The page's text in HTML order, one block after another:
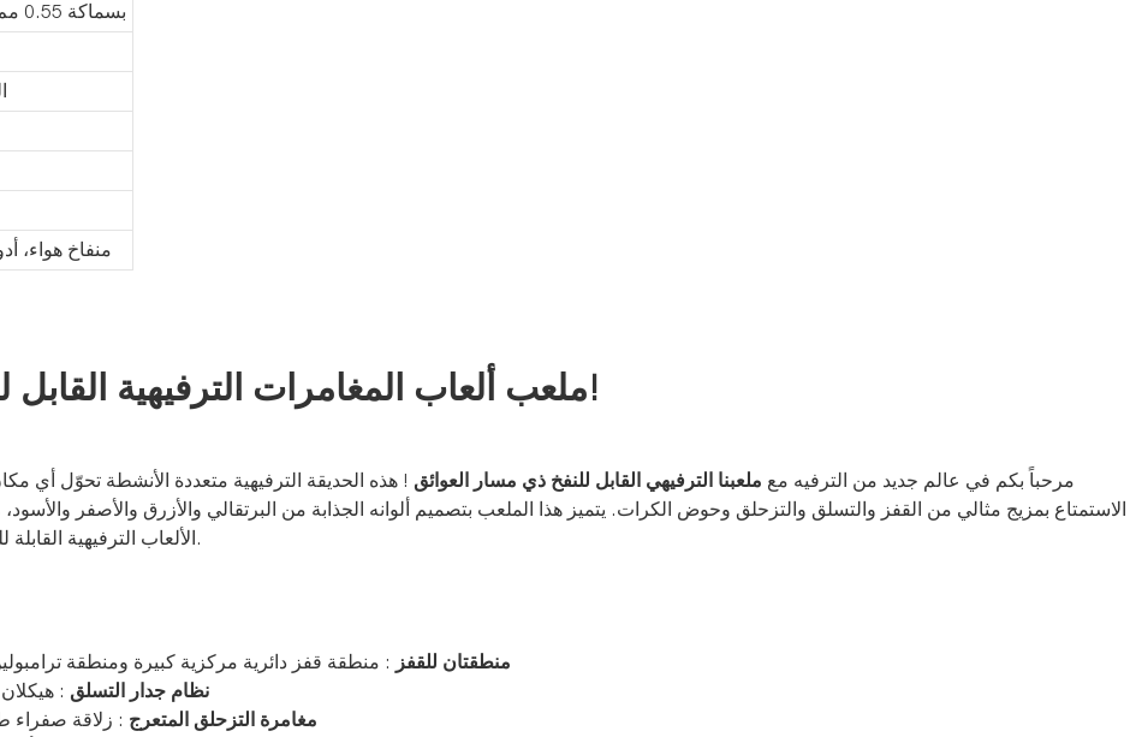
قماش مشمع من مادة PVC من نوع Plato بسماكة 0.55 مم
منفاخ هواء،
ملعب ألعاب المغامرات الترفيهية القابل للنفخ - حيث تنطلق المتعة بلا حدود!
مرحباً بكم في عالم جديد من الترفيه مع ملعبنا الترفيهي القابل للنفخ ذي مسار العوائق ! هذه الحديقة الترفيهية متعددة الأنشطة تحوّل أي
الاستمتاع بمزيج مثالي من القفز والتسلق والتزحلق وحوض الكرات. يتميز هذا الملعب بتصميم ألوانه الجذابة من البرتقالي والأزرق والأصفر
الألعاب الترفيهية القابلة للنفخ، حيث يخلق بيئة غامرة تعد بحركة متواصلة وتجارب لا تُنسى.
منطقتان للقفز : منطقة قفز دائرية مركزية كبيرة ومنطقة
نظام جدار التسلق :
مغامرة التزحلق المتعرج : زلاقة صفراء